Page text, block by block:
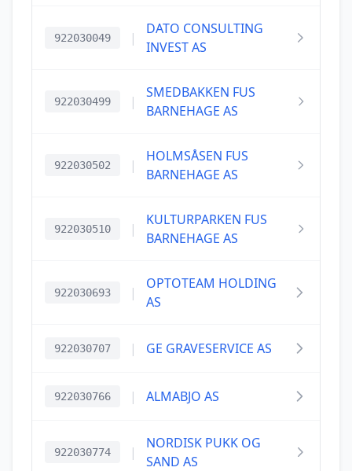
922030049 |
DATO CONSULTING
INVEST AS
922030499 |
SMEDBAKKEN FUS
BARNEHAGE AS
922030502 |
HOLMSÅSEN FUS
BARNEHAGE AS
922030510 |
KULTURPARKEN FUS
BARNEHAGE AS
922030693 |
OPTOTEAM HOLDING
AS
922030707 | GE GRAVESERVICE AS
922030766 | ALMABJO AS
922030774 |
NORDISK PUKK OG
SAND AS